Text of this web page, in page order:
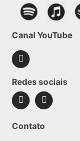
Canal YouTube
Redes sociais
Contato